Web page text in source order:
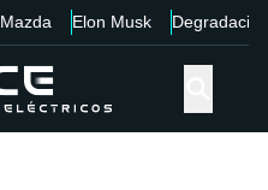
Mazda Elon Musk Degradación